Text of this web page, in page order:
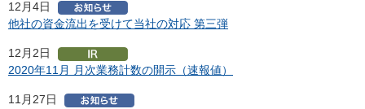
12月4日
他社の資金流出を受けて当社の対応 第三弾
12月2日
2020年11月 月次業務計数の開示（速報値）
11月27日